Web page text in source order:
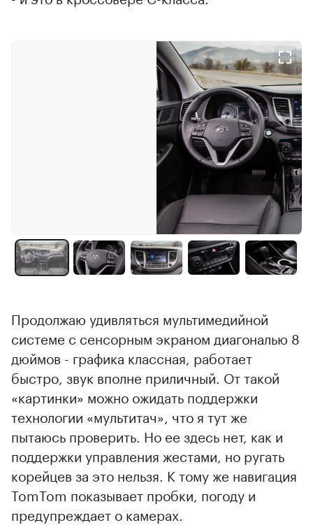
Продолжаю удивляться мультимедийной
системе с сенсорным экраном диагональю 8
дюймов - графика классная, работает
быстро, звук вполне приличный. От такой
«картинки» можно ожидать поддержки
технологии «мультитач», что я тут же
пытаюсь проверить. Но ее здесь нет, как и
поддержки управления жестами, но ругать
корейцев за это нельзя. К тому же навигация
TomTom показывает пробки, погоду и
предупреждает о камерах.